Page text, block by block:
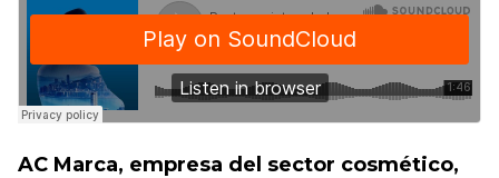
AC Marca, empresa del sector cosmético,